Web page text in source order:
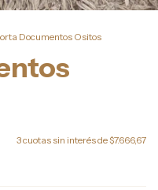
Documentos Ositos
3cuotas sin interés de$7.666,67